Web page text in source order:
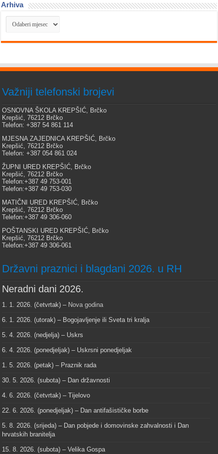
Arhiva
Arhiva
Važniji telefonski brojevi
OSNOVNA ŠKOLA KREPŠIĆ, Brčko
Krepšić, 76212 Brčko
Telefon: +387 54 861 114
MJESNA ZAJEDNICA KREPŠIĆ, Brčko
Krepšić, 76212 Brčko
Telefon: +387 054 861 024
ŽUPNI URED KREPŠIĆ, Brčko
Krepšić, 76212 Brčko
Telefon:+387 49 753-001
Telefon:+387 49 753-030
MATIČNI URED KREPŠIĆ, Brčko
Krepšić, 76212 Brčko
Telefon:+387 49 306-060
POŠTANSKI URED KREPŠIĆ, Brčko
Krepšić, 76212 Brčko
Telefon:+387 49 306-061
Državni praznici i blagdani 2026. u RH
Neradni dani 2026.
1. 1. 2026. (četvrtak) – Nova godina
6. 1. 2026. (utorak) – Bogojavljenje ili Sveta tri kralja
5. 4. 2026. (nedjelja) – Uskrs
6. 4. 2026. (ponedjeljak) – Uskrsni ponedjeljak
1. 5. 2026. (petak) – Praznik rada
30. 5. 2026. (subota) – Dan državnosti
4. 6. 2026. (četvrtak) – Tijelovo
22. 6. 2026. (ponedjeljak) – Dan antifašističke borbe
5. 8. 2026. (srijeda) – Dan pobjede i domovinske zahvalnosti i Dan
hrvatskih branitelja
15. 8. 2026. (subota) – Velika Gospa